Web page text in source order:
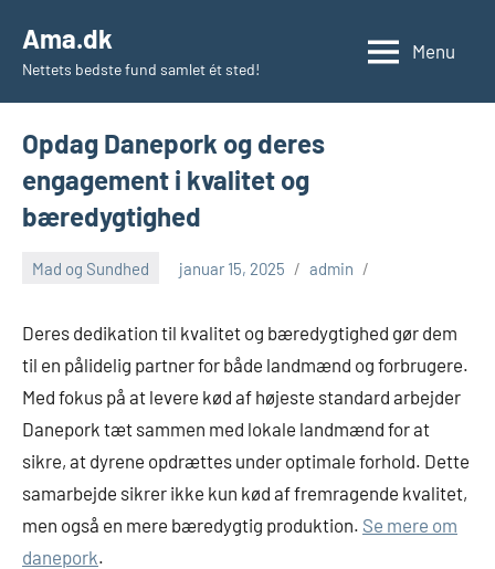
indhold
Ama.dk
Nettets bedste fund samlet ét sted!
Menu
Opdag Danepork og deres
engagement i kvalitet og
bæredygtighed
Mad og Sundhed januar 15, 2025 admin
Deres dedikation til kvalitet og bæredygtighed gør dem
til en pålidelig partner for både landmænd og forbrugere.
Med fokus på at levere kød af højeste standard arbejder
Danepork tæt sammen med lokale landmænd for at
sikre, at dyrene opdrættes under optimale forhold. Dette
samarbejde sikrer ikke kun kød af fremragende kvalitet,
men også en mere bæredygtig produktion. Se mere om
danepork.